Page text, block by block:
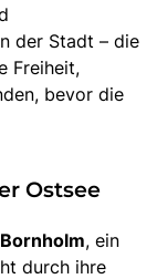
der Stadt – die
Freiheit,
bevor die
Ostsee
Bornholm, ein
durch ihre